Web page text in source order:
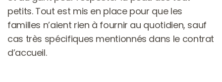
petits. Tout est mis en place pour que les
familles n’aient rien à fournir au quotidien, sauf
cas très spécifiques mentionnés dans le contrat
d’accueil.